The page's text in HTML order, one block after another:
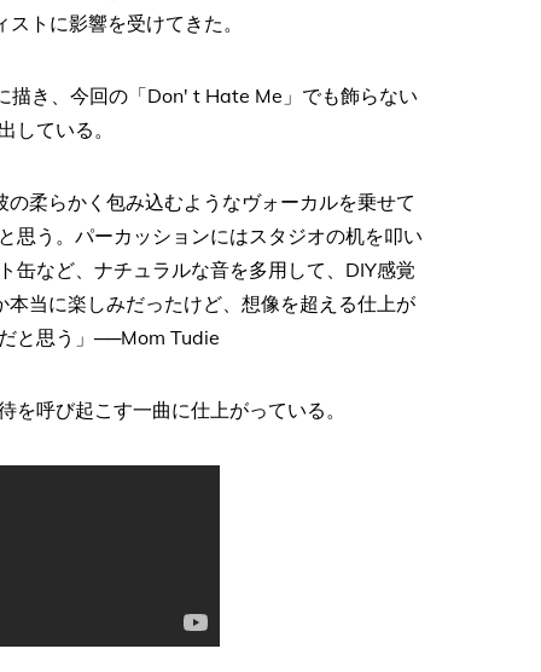
トに影響を受けてきた。
描き、今回の「Don' t Hate Me」でも飾らない
している。
柔らかく包み込むようなヴォーカルを乗せて
思う。パーカッションにはスタジオの机を叩い
缶など、ナチュラルな音を多用して、DIY感覚
当に楽しみだったけど、想像を超える仕上が
と思う」──Mom Tudie
呼び起こす一曲に仕上がっている。